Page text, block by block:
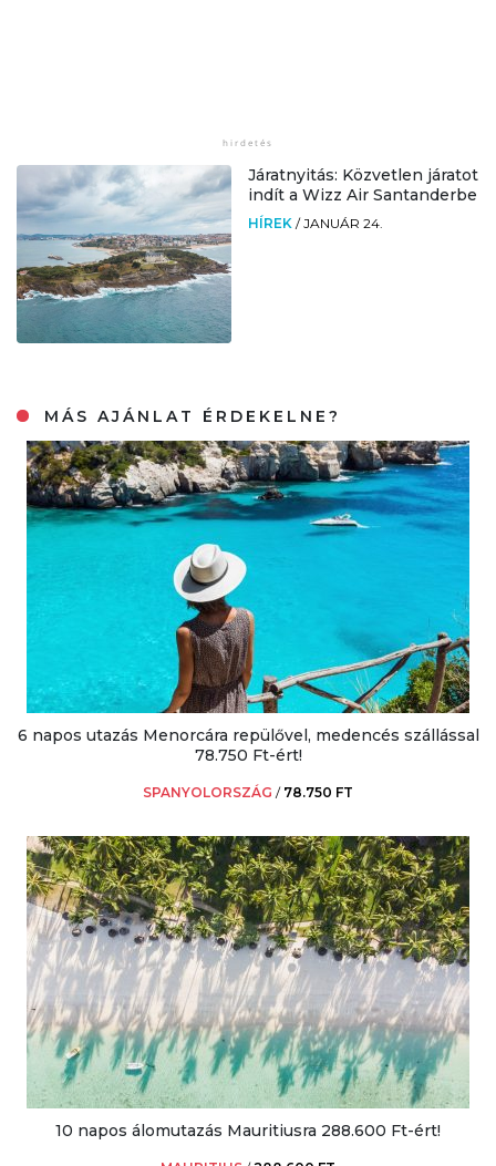
Járatnyitás: Közvetlen járatot
indít a Wizz Air Santanderbe
HÍREK /JANUÁR 24.
MÁS AJÁNLAT ÉRDEKELNE?
6 napos utazás Menorcára repülővel, medencés szállással
78.750 Ft-ért!
SPANYOLORSZÁG / 78.750 FT
10 napos álomutazás Mauritiusra 288.600 Ft-ért!